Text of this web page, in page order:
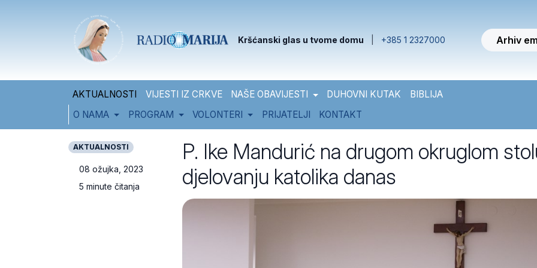
Kršćanski glas u tvome domu +385 1 2327000 Arhiv
AKTUALNOSTI VIJESTI IZ CRKVE NAŠE OBAVIJESTI DUHOVNI KUTAK
BIBLIJA
O NAMA
PROGRAM VOLONTERI PRIJATELJI KONTAKT
AKTUALNOSTI
08 ožujka, 2023
5 minute čitanja
P. Ike Mandurić na drugom okruglom
djelovanju katolika danas